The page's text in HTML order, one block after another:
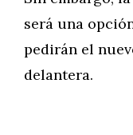
será una
pedirán el
delantera.